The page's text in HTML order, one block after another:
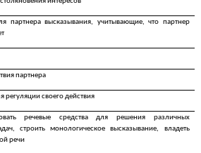
партнера высказывания, учитывающие, что партнер
партнера
регуляции своего действия
речевые средства для решения различных
строить монологическое высказывание, владеть
речи